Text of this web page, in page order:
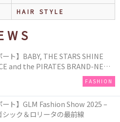
HAIR STYLE
ート】BABY, THE STARS SHINE
and the PIRATES BRAND-NEW
TOKYO
FASHION
ート】GLM Fashion Show 2025 –
ック＆ロリータの最前線